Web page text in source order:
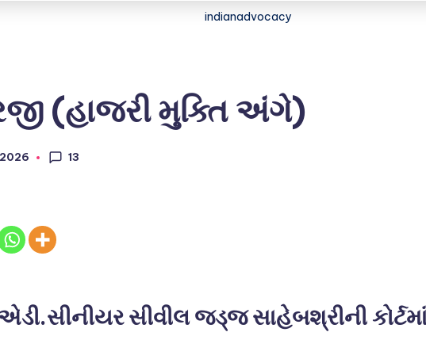
indianadvocacy
(હાજરી મુક્તિ અંગે)
2026 13
સીવીલ જડ્જ સાહેબશ્રીની